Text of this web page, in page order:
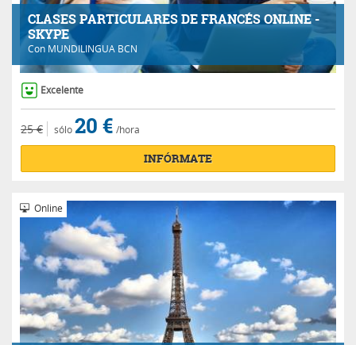
CLASES PARTICULARES DE FRANCÉS ONLINE -
SKYPE
Con MUNDILINGUA BCN
Excelente
25 € sólo20 € /hora
INFÓRMATE
Online